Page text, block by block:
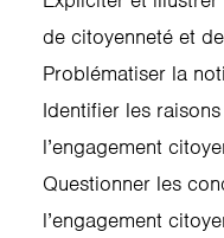
de citoyenneté et
Problématiser la
Identifier les
l’engagement
Questionner les
l’engagement